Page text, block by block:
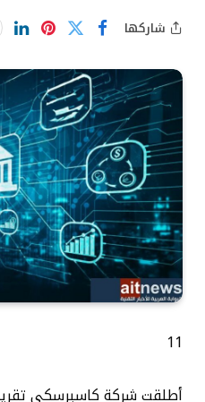
شاركها
11
أطلقت شركة كاسبرسكي